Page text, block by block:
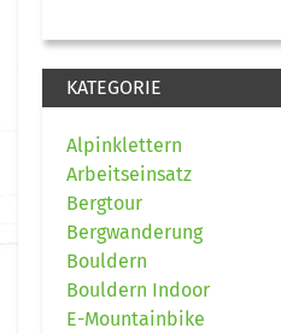
KATEGORIE
Alpinklettern
Arbeitseinsatz
Bergtour
Bergwanderung
Bouldern
Bouldern Indoor
E-Mountainbike